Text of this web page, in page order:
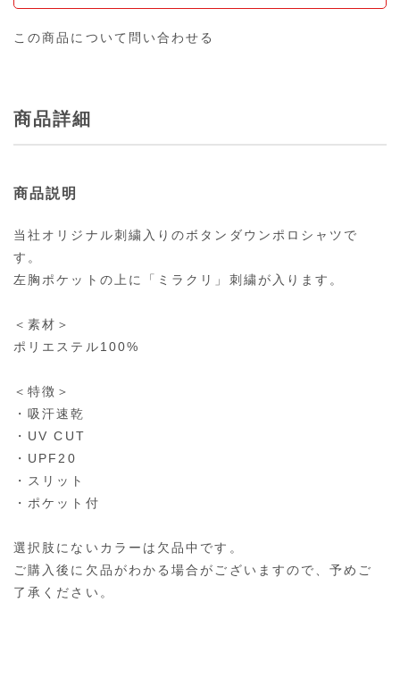
この商品について問い合わせる
商品詳細
商品説明
当社オリジナル刺繍入りのボタンダウンポロシャツで
す。
左胸ポケットの上に「ミラクリ」刺繍が入ります。
＜素材＞
ポリエステル100%
＜特徴＞
・吸汗速乾
・UV CUT
・UPF20
・スリット
・ポケット付
選択肢にないカラーは欠品中です。
ご購入後に欠品がわかる場合がございますので、予めご
了承ください。